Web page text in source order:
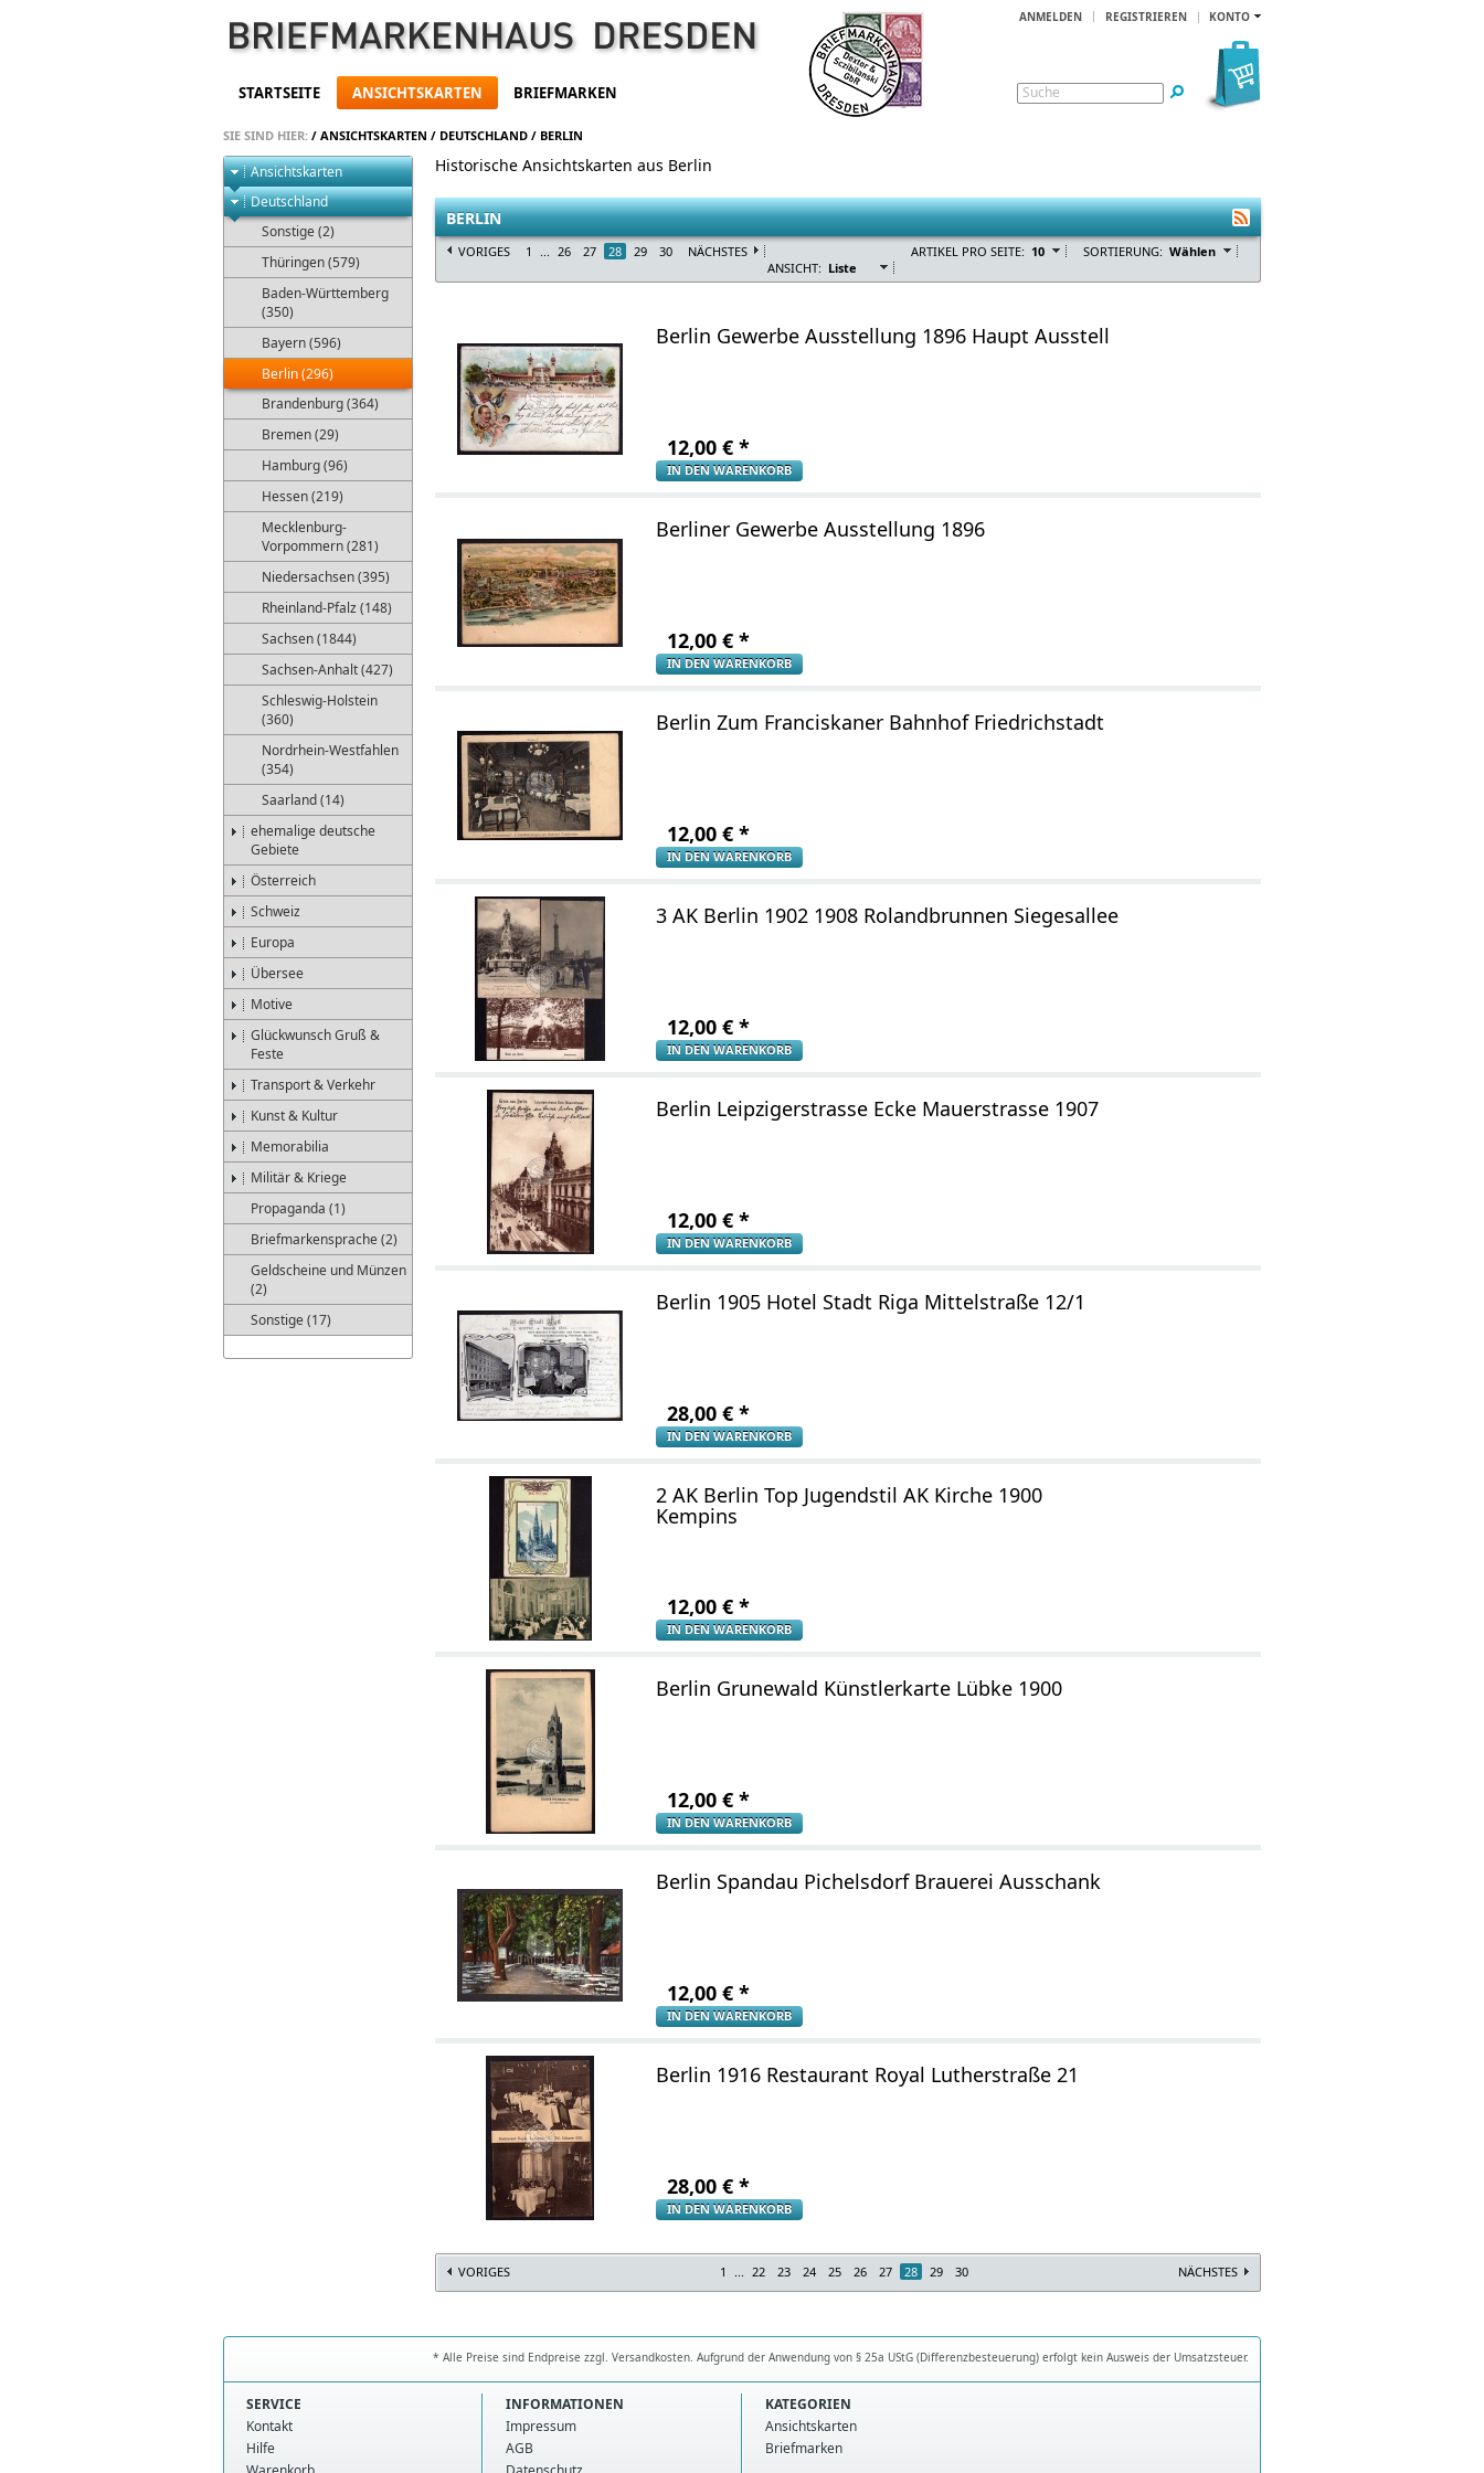
KONTO
ANMELDEN REGISTRIEREN
STARTSEITE ANSICHTSKARTEN BRIEFMARKEN Suche
SIE SIND HIER: / ANSICHTSKARTEN / DEUTSCHLAND / BERLIN
Ansichtskarten
Deutschland
Sonstige (2)
Thüringen (579)
Baden-Württemberg
(350)
Bayern (596)
Berlin (296)
Brandenburg (364)
Bremen (29)
Hamburg (96)
Hessen (219)
Mecklenburg-
Vorpommern (281)
Niedersachsen (395)
Rheinland-Pfalz (148)
Sachsen (1844)
Sachsen-Anhalt (427)
Schleswig-Holstein
(360)
Nordrhein-Westfahlen
(354)
Saarland (14)
ehemalige deutsche
Gebiete
Österreich
Schweiz
Europa
Übersee
Motive
Glückwunsch Gruß &
Feste
Transport & Verkehr
Kunst & Kultur
Memorabilia
Militär & Kriege
Propaganda (1)
Briefmarkensprache (2)
Geldscheine und Münzen
(2)
Sonstige (17)
Historische Ansichtskarten aus Berlin
BERLIN
VORIGES 1 ... 26 27 28 29 30 NÄCHSTES SORTIERUNG: Wählen
ARTIKEL PRO SEITE: 10
ANSICHT: Liste
Berlin Gewerbe Ausstellung 1896 Haupt Ausstell
12,00 € *
IN DEN WARENKORB
Berliner Gewerbe Ausstellung 1896
12,00 € *
IN DEN WARENKORB
Berlin Zum Franciskaner Bahnhof Friedrichstadt
12,00 € *
IN DEN WARENKORB
3 AK Berlin 1902 1908 Rolandbrunnen Siegesallee
12,00 € *
IN DEN WARENKORB
Berlin Leipzigerstrasse Ecke Mauerstrasse 1907
12,00 € *
IN DEN WARENKORB
Berlin 1905 Hotel Stadt Riga Mittelstraße 12/1
28,00 € *
IN DEN WARENKORB
2 AK Berlin Top Jugendstil AK Kirche 1900
Kempins
12,00 € *
IN DEN WARENKORB
Berlin Grunewald Künstlerkarte Lübke 1900
12,00 € *
IN DEN WARENKORB
Berlin Spandau Pichelsdorf Brauerei Ausschank
12,00 € *
IN DEN WARENKORB
Berlin 1916 Restaurant Royal Lutherstraße 21
28,00 € *
IN DEN WARENKORB
VORIGES 1 ... 22 23 24 25 26 27 28 29 30 NÄCHSTES
* Alle Preise sind Endpreise zzgl. Versandkosten. Aufgrund der Anwendung von § 25a UStG (Differenzbesteuerung) erfolgt kein Ausweis der Umsatzsteuer.
SERVICE
Kontakt
Hilfe
INFORMATIONEN
Impressum
AGB
KATEGORIEN
Ansichtskarten
Briefmarken